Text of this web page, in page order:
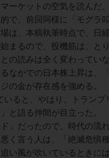
ーケットの空気を読んだ
で、前回同様に「モグラ
は、本稿執筆時点で、日
まるので、投機筋は、と
の読みは全く変わっていな
なかでの日本株上昇は、
の金が存在感を強める。
ると、やはり、トランプ
と語る仲間が目立った。
」だったので、時代の流
く言う人は、「絶滅危惧
い風が吹いているときに